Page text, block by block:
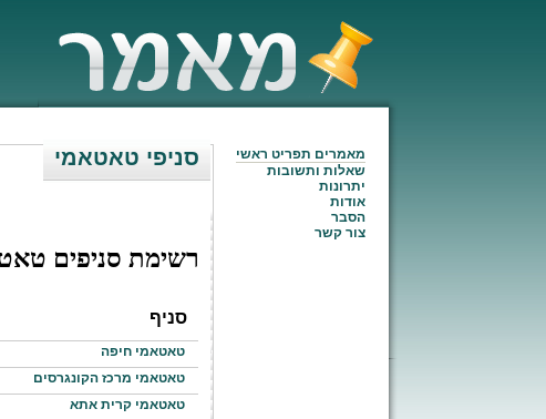
סניפי טאטאמי
רשימת סניפים
סניף
טאטאמי חיפה
טאטאמי מרכז הקונגרסים
טאטאמי קרית אתא
מאמרים תפריט ראשי
שאלות ותשובות
יתרונות
אודות
הסבר
צור קשר